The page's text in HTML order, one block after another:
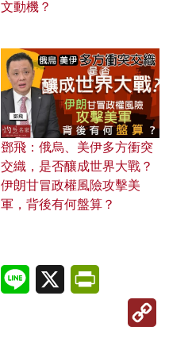
文動機？
鄧飛：俄烏、美伊多方衝突
交織，是否釀成世界大戰？
伊朗甘冒政權風險攻擊美
軍，背後有何盤算？
LinkedInLine X